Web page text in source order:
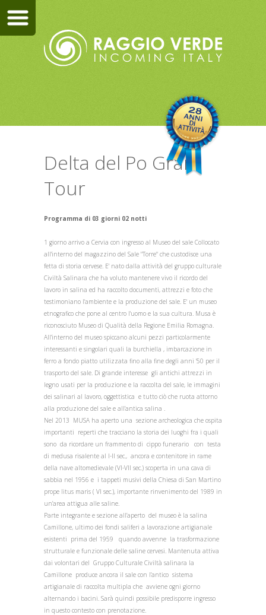
Delta del Po Gran
Tour
Programma di 03 giorni 02 notti
1 giorno arrivo a Cervia con ingresso al Museo del sale Collocato
all'interno del magazzino del Sale "Torre" che custodisce una
fetta di storia cervese. E' nato dalla attività del gruppo culturale
Civiltà Salinara che ha voluto mantenere vivo il ricordo del
lavoro in salina ed ha raccolto documenti, attrezzi e foto che
testimoniano l'ambiente e la produzione del sale. E' un museo
etnografico che pone al centro l'uomo e la sua cultura. Musa è
riconosciuto Museo di Qualità della Regione Emilia Romagna.
All’interno del museo spiccano alcuni pezzi particolarmente
interessanti e singolari quali la burchiella , imbarcazione in
ferro a fondo piatto utilizzata fino alla fine degli anni ’50 per il
trasporto del sale. Di grande interesse gli antichi attrezzi in
legno usati per la produzione e la raccolta del sale, le immagini
dei salinari al lavoro, oggettistica e tutto ciò che ruota attorno
alla produzione del sale e all’antica salina .
Nel 2013 MUSA ha aperto una sezione archeologica che ospita
importanti reperti che tracciano la storia dei luoghi fra i quali
sono da ricordare un frammento di cippo funerario con testa
di medusa risalente al I-II sec., ancora e contenitore in rame
della nave altomedievale (VI-VII sec.) scoperta in una cava di
sabbia nel 1956 e i tappeti musivi della Chiesa di San Martino
prope litus maris ( VI sec.), importante rinvenimento del 1989 in
un’area attigua alle saline.
Parte integrante e sezione all’aperto del museo è la salina
Camillone, ultimo dei fondi saliferi a lavorazione artigianale
esistenti prima del 1959 quando avvenne la trasformazione
strutturale e funzionale delle saline cervesi. Mantenuta attiva
dai volontari del Gruppo Culturale Civiltà salinara la
Camillone produce ancora il sale con l’antico sistema
artigianale di raccolta multipla che avviene ogni giorno
alternando i bacini. Sarà quindi possibile predisporre ingresso
in questo contesto con prenotazione.